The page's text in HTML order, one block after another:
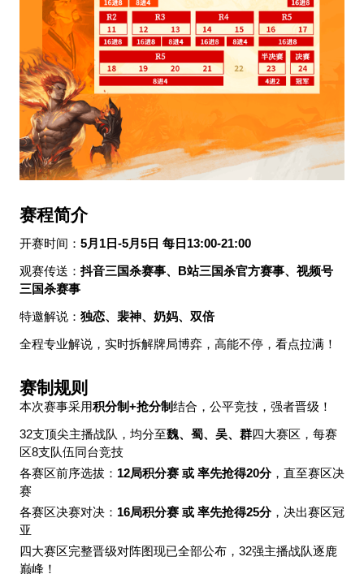
赛程简介
开赛时间： 5月1日-5月5日 每日13:00-21:00
观赛传送： 抖音三国杀赛事、B站三国杀官方赛事、视频号
三国杀赛事
特邀解说： 独恋、裴神、奶妈、双倍
全程专业解说，实时拆解牌局博弈，高能不停，看点拉满！
赛制规则
本次赛事采用积分制+抢分制结合，公平竞技，强者晋级！
32支顶尖主播战队，均分至魏、蜀、吴、群四大赛区，每赛
区8支队伍同台竞技
各赛区前序选拔： 12局积分赛 或 率先抢得20分，直至赛区决
赛
各赛区决赛对决： 16局积分赛 或 率先抢得25分，决出赛区冠
亚
四大赛区完整晋级对阵图现已全部公布，32强主播战队逐鹿
巅峰！